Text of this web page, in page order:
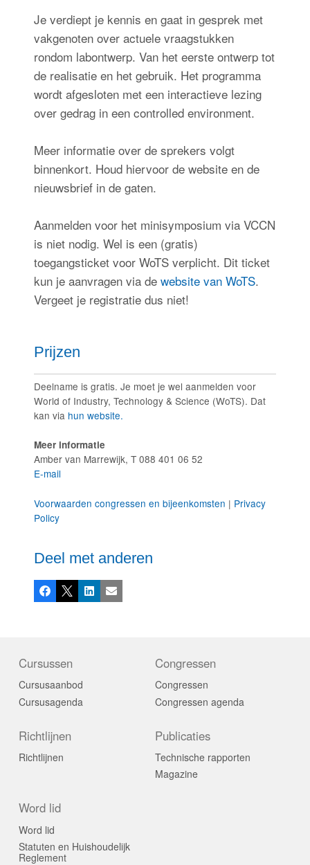
Je verdiept je kennis en gaat in gesprek met
vakgenoten over actuele vraagstukken
rondom labontwerp. Van het eerste ontwerp tot
de realisatie en het gebruik. Het programma
wordt afgesloten met een interactieve lezing
over gedrag in een controlled environment.
Meer informatie over de sprekers volgt
binnenkort. Houd hiervoor de website en de
nieuwsbrief in de gaten.
Aanmelden voor het minisymposium via VCCN
is niet nodig. Wel is een (gratis)
toegangsticket voor WoTS verplicht. Dit ticket
kun je aanvragen via dewebsite van WoTS.
Vergeet je registratie dus niet!
Prijzen
Deelname is gratis. Je moet je wel aanmelden voor
World of Industry, Technology & Science (WoTS). Dat
kan via hun website.
Meer informatie
Amber van Marrewijk, T 088 401 06 52
E-mail
Voorwaarden congressen en bijeenkomsten | Privacy
Policy
Deel met anderen
Facebook
X LinkedInE-mail
Cursussen
Cursusaanbod
Cursusagenda
Congressen
Congressen
Congressen agenda
Richtlijnen
Richtlijnen
Publicaties
Technische rapporten
Magazine
Word lid
Word lid
Statuten en Huishoudelijk
Reglement